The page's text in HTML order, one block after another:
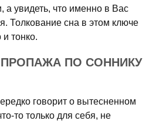
а увидеть, что именно в Вас
Толкование сна в этом ключе
и тонко.
ПО СОННИКУ
говорит о вытесненном
то только для себя, не